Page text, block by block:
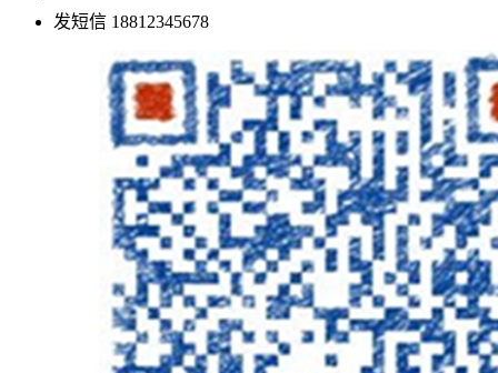
发短信 18812345678